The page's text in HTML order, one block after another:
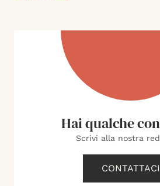
Hai qualche
Scrivi alla nostra
CONTATTACI